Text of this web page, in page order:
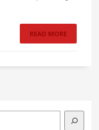
READ MORE